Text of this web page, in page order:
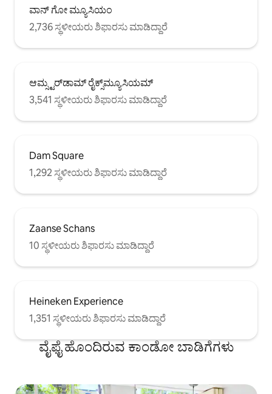
ವಾನ್ ಗೋ ಮ್ಯೂಸಿಯಂ
2,736 ಸ್ಥಳೀಯರು ಶಿಫಾರಸು ಮಾಡಿದ್ದಾರೆ
ಆಮ್ಸ್ಟರ್‌ಡಾಮ್ ರೈಕ್ಸ್‌ಮ್ಯೂಸಿಯಮ್
3,541 ಸ್ಥಳೀಯರು ಶಿಫಾರಸು ಮಾಡಿದ್ದಾರೆ
Dam Square
1,292 ಸ್ಥಳೀಯರು ಶಿಫಾರಸು ಮಾಡಿದ್ದಾರೆ
Zaanse Schans
10 ಸ್ಥಳೀಯರು ಶಿಫಾರಸು ಮಾಡಿದ್ದಾರೆ
Heineken Experience
1,351 ಸ್ಥಳೀಯರು ಶಿಫಾರಸು ಮಾಡಿದ್ದಾರೆ
ವೈಫೈ ಹೊಂದಿರುವ ಕಾಂಡೋ ಬಾಡಿಗೆಗಳು